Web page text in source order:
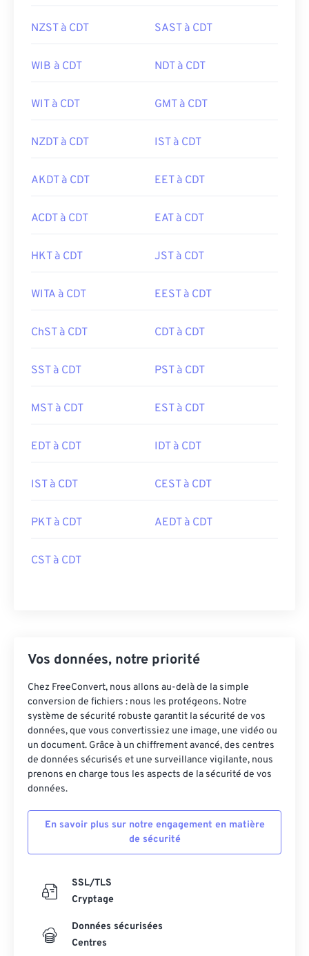
NZST à CDT SAST à CDT
WIB à CDT NDT à CDT
WIT à CDT GMT à CDT
NZDT à CDT IST à CDT
AKDT à CDT EET à CDT
ACDT à CDT EAT à CDT
HKT à CDT JST à CDT
WITA à CDT EEST à CDT
ChST à CDT CDT à CDT
SST à CDT PST à CDT
MST à CDT EST à CDT
EDT à CDT IDT à CDT
IST à CDT CEST à CDT
PKT à CDT AEDT à CDT
CST à CDT
Vos données, notre priorité
Chez FreeConvert, nous allons au-delà de la simple
conversion de fichiers : nous les protégeons. Notre
système de sécurité robuste garantit la sécurité de vos
données, que vous convertissiez une image, une vidéo ou
un document. Grâce à un chiffrement avancé, des centres
de données sécurisés et une surveillance vigilante, nous
prenons en charge tous les aspects de la sécurité de vos
données.
En savoir plus sur notre engagement en matière
de sécurité
SSL/TLS
Cryptage
Données sécurisées
Centres